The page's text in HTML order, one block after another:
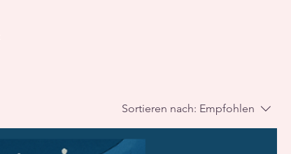
Sortieren nach: Empfohlen